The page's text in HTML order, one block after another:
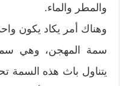
والمطر والماء.
وهناك أمر يكاد يكون
سمة المهجن، وهي
يتناول باث هذه السمة